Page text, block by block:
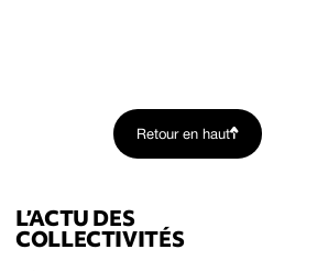
Retour en haut
L’ACTU DES
COLLECTIVITÉS